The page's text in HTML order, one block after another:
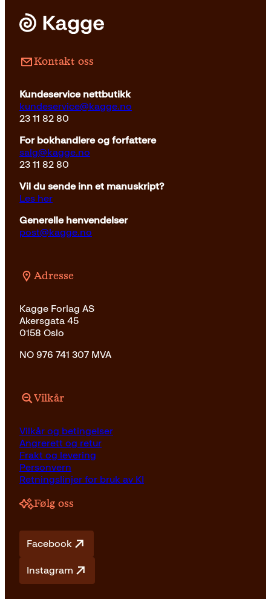
Kontakt oss
Kundeservice nettbutikk
kundeservice@kagge.no
23 11 82 80
For bokhandlere og forfattere
salg@kagge.no
23 11 82 80
Vil du sende inn et manuskript?
Les her
Generelle henvendelser
post@kagge.no
Adresse
Kagge Forlag AS
Akersgata 45
0158 Oslo
NO 976 741 307 MVA
Vilkår
Vilkår og betingelser
Angrerett og retur
Frakt og levering
Personvern
Retningslinjer for bruk av KI
Følg oss
Facebook
Instagram